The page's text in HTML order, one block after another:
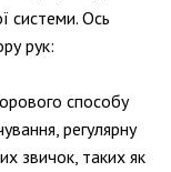
системи. Ось
рук:
способу
регулярну
звичок, таких як